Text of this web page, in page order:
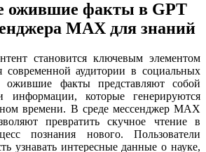
ожившие факты в GPT
MAX для знаний
становится ключевым элементом
современной аудитории в социальных
ожившие факты представляют собой
информации, которые генерируются
времени. В среде мессенджер MAX
превратить скучное чтение в
познания нового. Пользователи
узнавать интересные данные о науке,